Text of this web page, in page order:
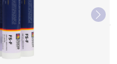
堵缝隙的。